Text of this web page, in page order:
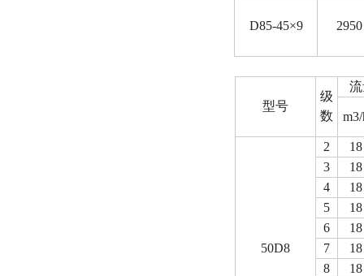
D85-45×9 2950
型号
级
数
50D8
2
18
3
18
4
18
5
18
6
18
7
18
8
18